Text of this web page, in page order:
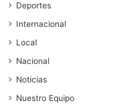
Deportes
Internacional
Local
Nacional
Noticias
Nuestro Equipo